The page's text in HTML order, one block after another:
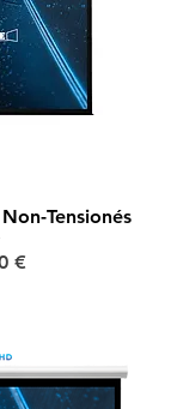
Tensionés
€